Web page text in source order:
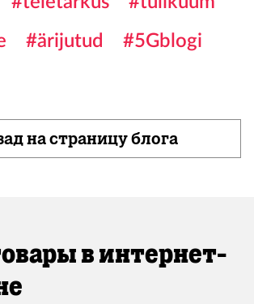
#ärijutud
#5Gblogi
на страницу блога
в интернет-